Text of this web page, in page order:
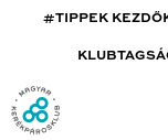
#TIPPEK